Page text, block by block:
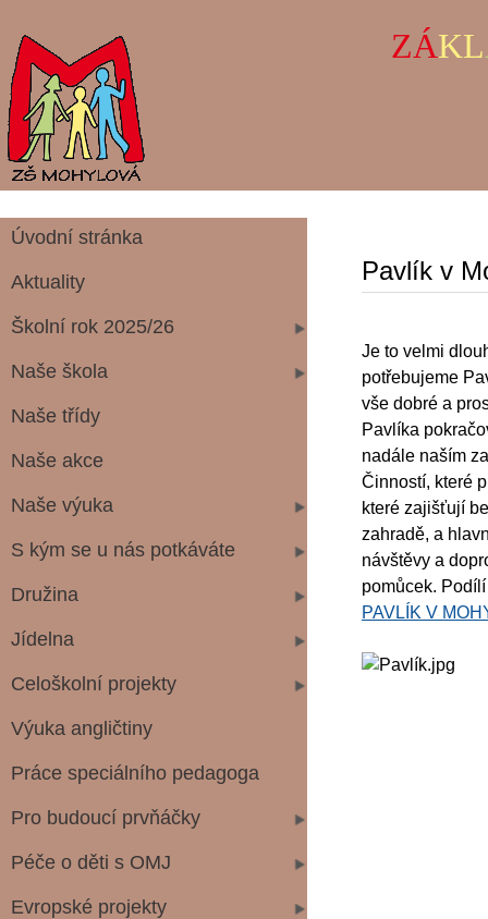
ZÁKL
Úvodní stránka
Aktuality
Školní rok 2025/26
Naše škola
Naše třídy
Naše akce
Naše výuka
S kým se u nás potkáváte
Družina
Jídelna
Celoškolní projekty
Výuka angličtiny
Práce speciálního pedagoga
Pro budoucí prvňáčky
Péče o děti s OMJ
Evropské projekty
Pavlík v
Je to velmi
potřebujeme
vše dobré a
Pavlíka
nadále naším
Činností, které
které zajišťují
zahradě, a
návštěvy a
pomůcek.
PAVLÍK V